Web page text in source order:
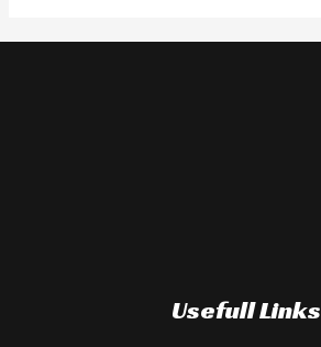
Usefull Links